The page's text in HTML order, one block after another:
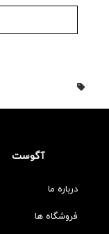
آگوست
درباره ما
فروشگاه ها